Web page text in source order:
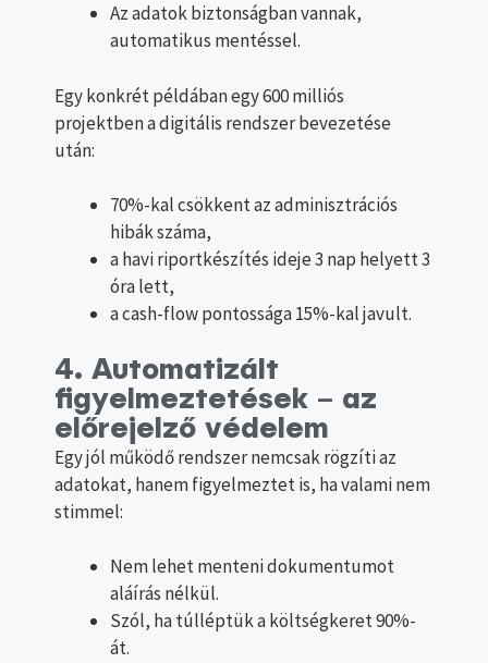
Az adatok biztonságban vannak,
automatikus mentéssel.
Egy konkrét példában egy 600 milliós
projektben a digitális rendszer bevezetése
után:
70%-kal csökkent az adminisztrációs
hibák száma,
a havi riportkészítés ideje 3 nap helyett 3
óra lett,
a cash-flow pontossága 15%-kal javult.
4. Automatizált
figyelmeztetések – az
előrejelző védelem
Egy jól működő rendszer nemcsak rögzíti az
adatokat, hanem figyelmeztet is, ha valami nem
stimmel:
Nem lehet menteni dokumentumot
aláírás nélkül.
Szól, ha túlléptük a költségkeret 90%-
át.